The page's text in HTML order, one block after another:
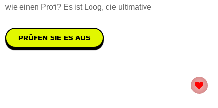
wie einen Profi? Es ist Loog, die ultimative
PRÜFEN SIE ES AUS